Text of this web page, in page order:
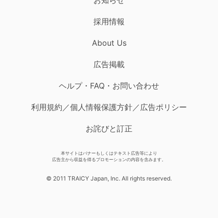
採用情報
About Us
広告掲載
ヘルプ・FAQ・お問い合わせ
利用規約／個人情報保護方針／広告ポリシー
お詫びと訂正
本サイトはバナーもしくはテキスト広告等により
広告主から収益を得るプロモーションの内容を含みます。
© 2011 TRAICY Japan, Inc. All rights reserved.